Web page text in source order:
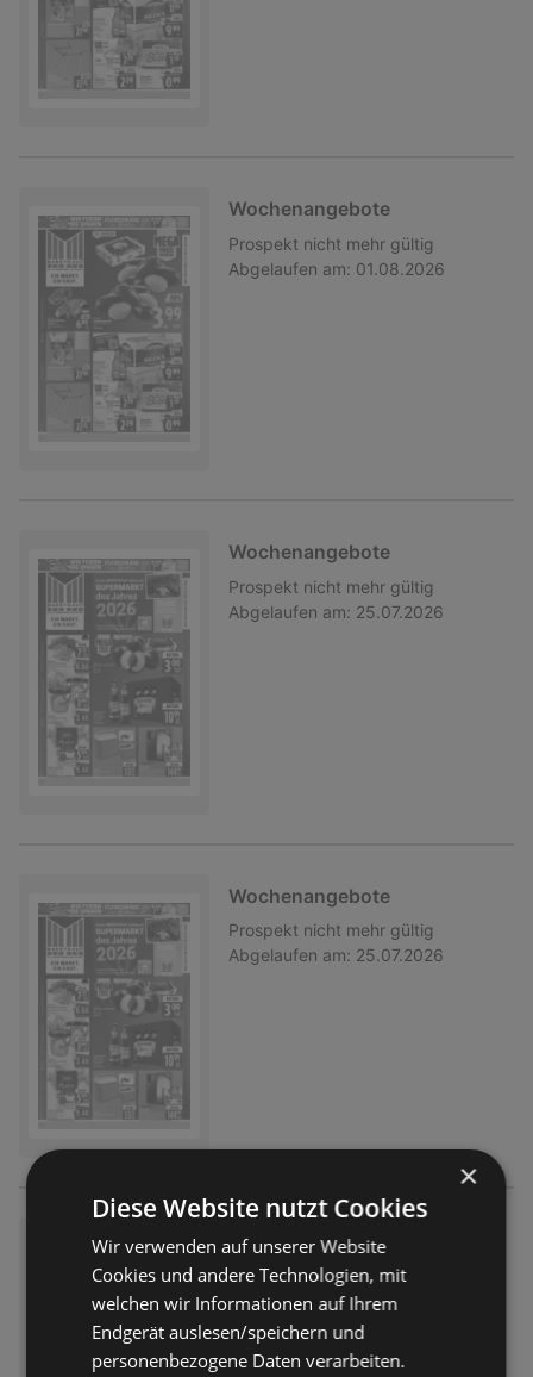
Wochenangebote
Prospekt nicht mehr gültig
Abgelaufen am: 01.08.2026
Wochenangebote
Prospekt nicht mehr gültig
Abgelaufen am: 25.07.2026
Wochenangebote
Prospekt nicht mehr gültig
Abgelaufen am: 25.07.2026
Wochenangebote
Prospekt nicht mehr gültig
Abgelaufen am: 18.07.2026
×
Diese Website nutzt Cookies
Wir verwenden auf unserer Website
Cookies und andere Technologien, mit
welchen wir Informationen auf Ihrem
Endgerät auslesen/speichern und
personenbezogene Daten verarbeiten.